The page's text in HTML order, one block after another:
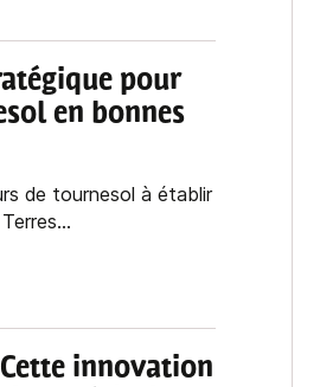
pour
en bonnes
de tournesol à établir
innovation